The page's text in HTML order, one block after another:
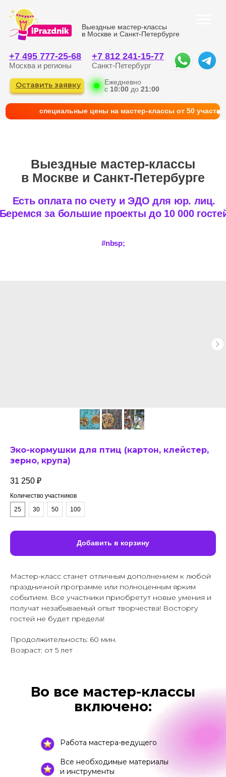
ФОТО И КЕЙСЫ
+7 495 777-25-68
КОРПОРАТИВНЫМ КЛИЕНТАМ
Оставить заявку
Ежедневно
до21:00
в Москве и Санкт-Петербурге
cпециальные цены на мастер-классы от 50
Выездные мастер-классы
#nbsp;
Эко-кормушки для птиц (картон, клейстер,
зерно, крупа)
31 250 ₽
Количество участников
25
30 50 100
Добавить в корзину
Мастер-класс станет отличным дополнением к любой
праздничной программе или полноценным ярким
событием. Все участники приобретут новые умения и
получат незабываемый опыт творчества! Восторгу
гостей не будет предела!
Продолжительность: 60 мин.
Возраст: от 5 лет
Работа мастера-ведущего
Все необходимые материалы
и инструменты
Во все мастер-классы
включено: